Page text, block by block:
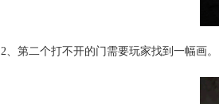
2、第二个打不开的门需要玩家找到一幅画。